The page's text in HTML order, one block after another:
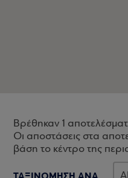
Βρέθηκαν 1
Οι αποστάσεις στα
βάση το κέντρο της